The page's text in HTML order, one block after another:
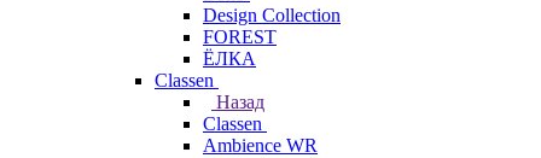
Design Collection
FOREST
ЁЛКА
Classen
Назад
Classen
Ambience WR